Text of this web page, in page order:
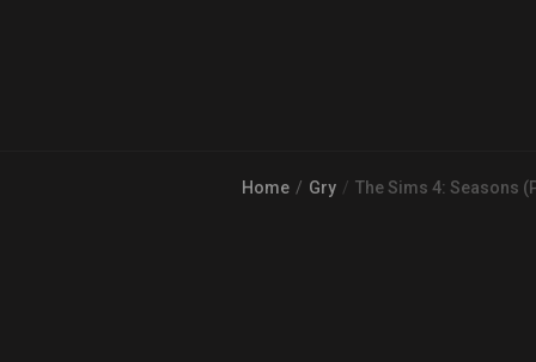
Home Gry The Sims 4: Seasons